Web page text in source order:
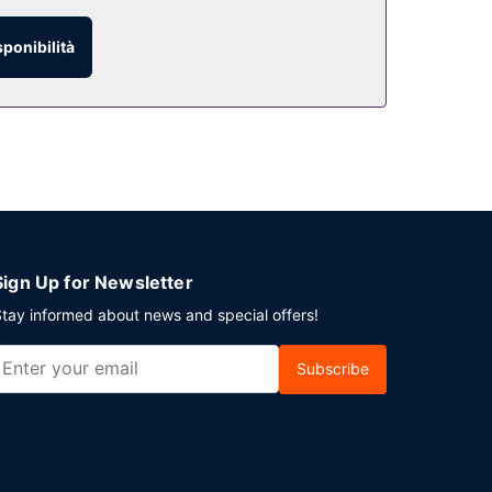
09:00 nei giorni feriali e dalle ore 07:00 alle
Up for Newsletter
informed about news and special offers!
Subscribe